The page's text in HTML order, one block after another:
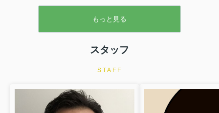
び、周辺環境の将来的な変化を見落とすと、昼間でも照明が必要
スクを見抜くポイントを、専門的な用語をかみくだきながら分か
りやすく解説します。今の不満の原因を整理しつつ、今後の住み
に確認していきましょう。 【目次】・将来の「日当たりリスク」
もっと見る
スタッフ
STAFF